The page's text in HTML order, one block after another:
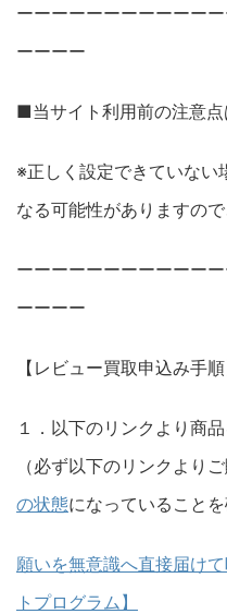
ーーーーーーーーーーー
ーーーー
■当サイト利用前の注意点
※正しく設定できていない
なる可能性がありますので
ーーーーーーーーーーー
ーーーー
【レビュー買取申込み手順
１．以下のリンクより商
（必ず以下のリンクより
の状態になっていることを
願いを無意識へ直接届け
トプログラム】